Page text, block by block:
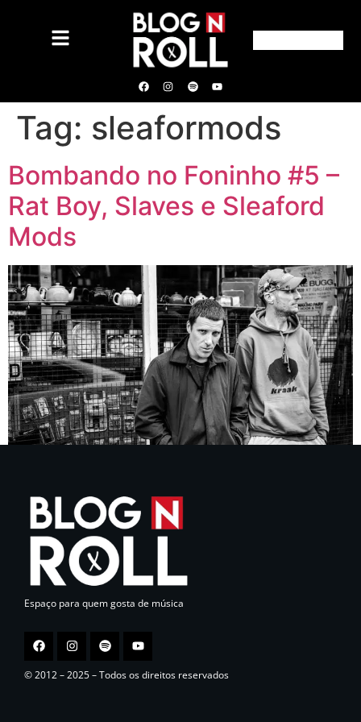
Tag: sleaformods
Bombando no Foninho #5 –
Rat Boy, Slaves e Sleaford
Mods
Espaço para quem gosta de música
© 2012 – 2025 – Todos os direitos reservados